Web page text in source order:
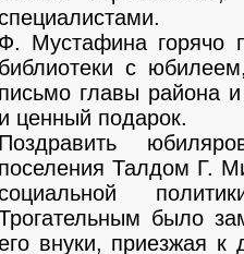
Ф. Мустафина горячо
библиотеки с
письмо главы района и
и ценный подарок.
Поздравить
поселения Талдом Г.
было
внуки, приезжая